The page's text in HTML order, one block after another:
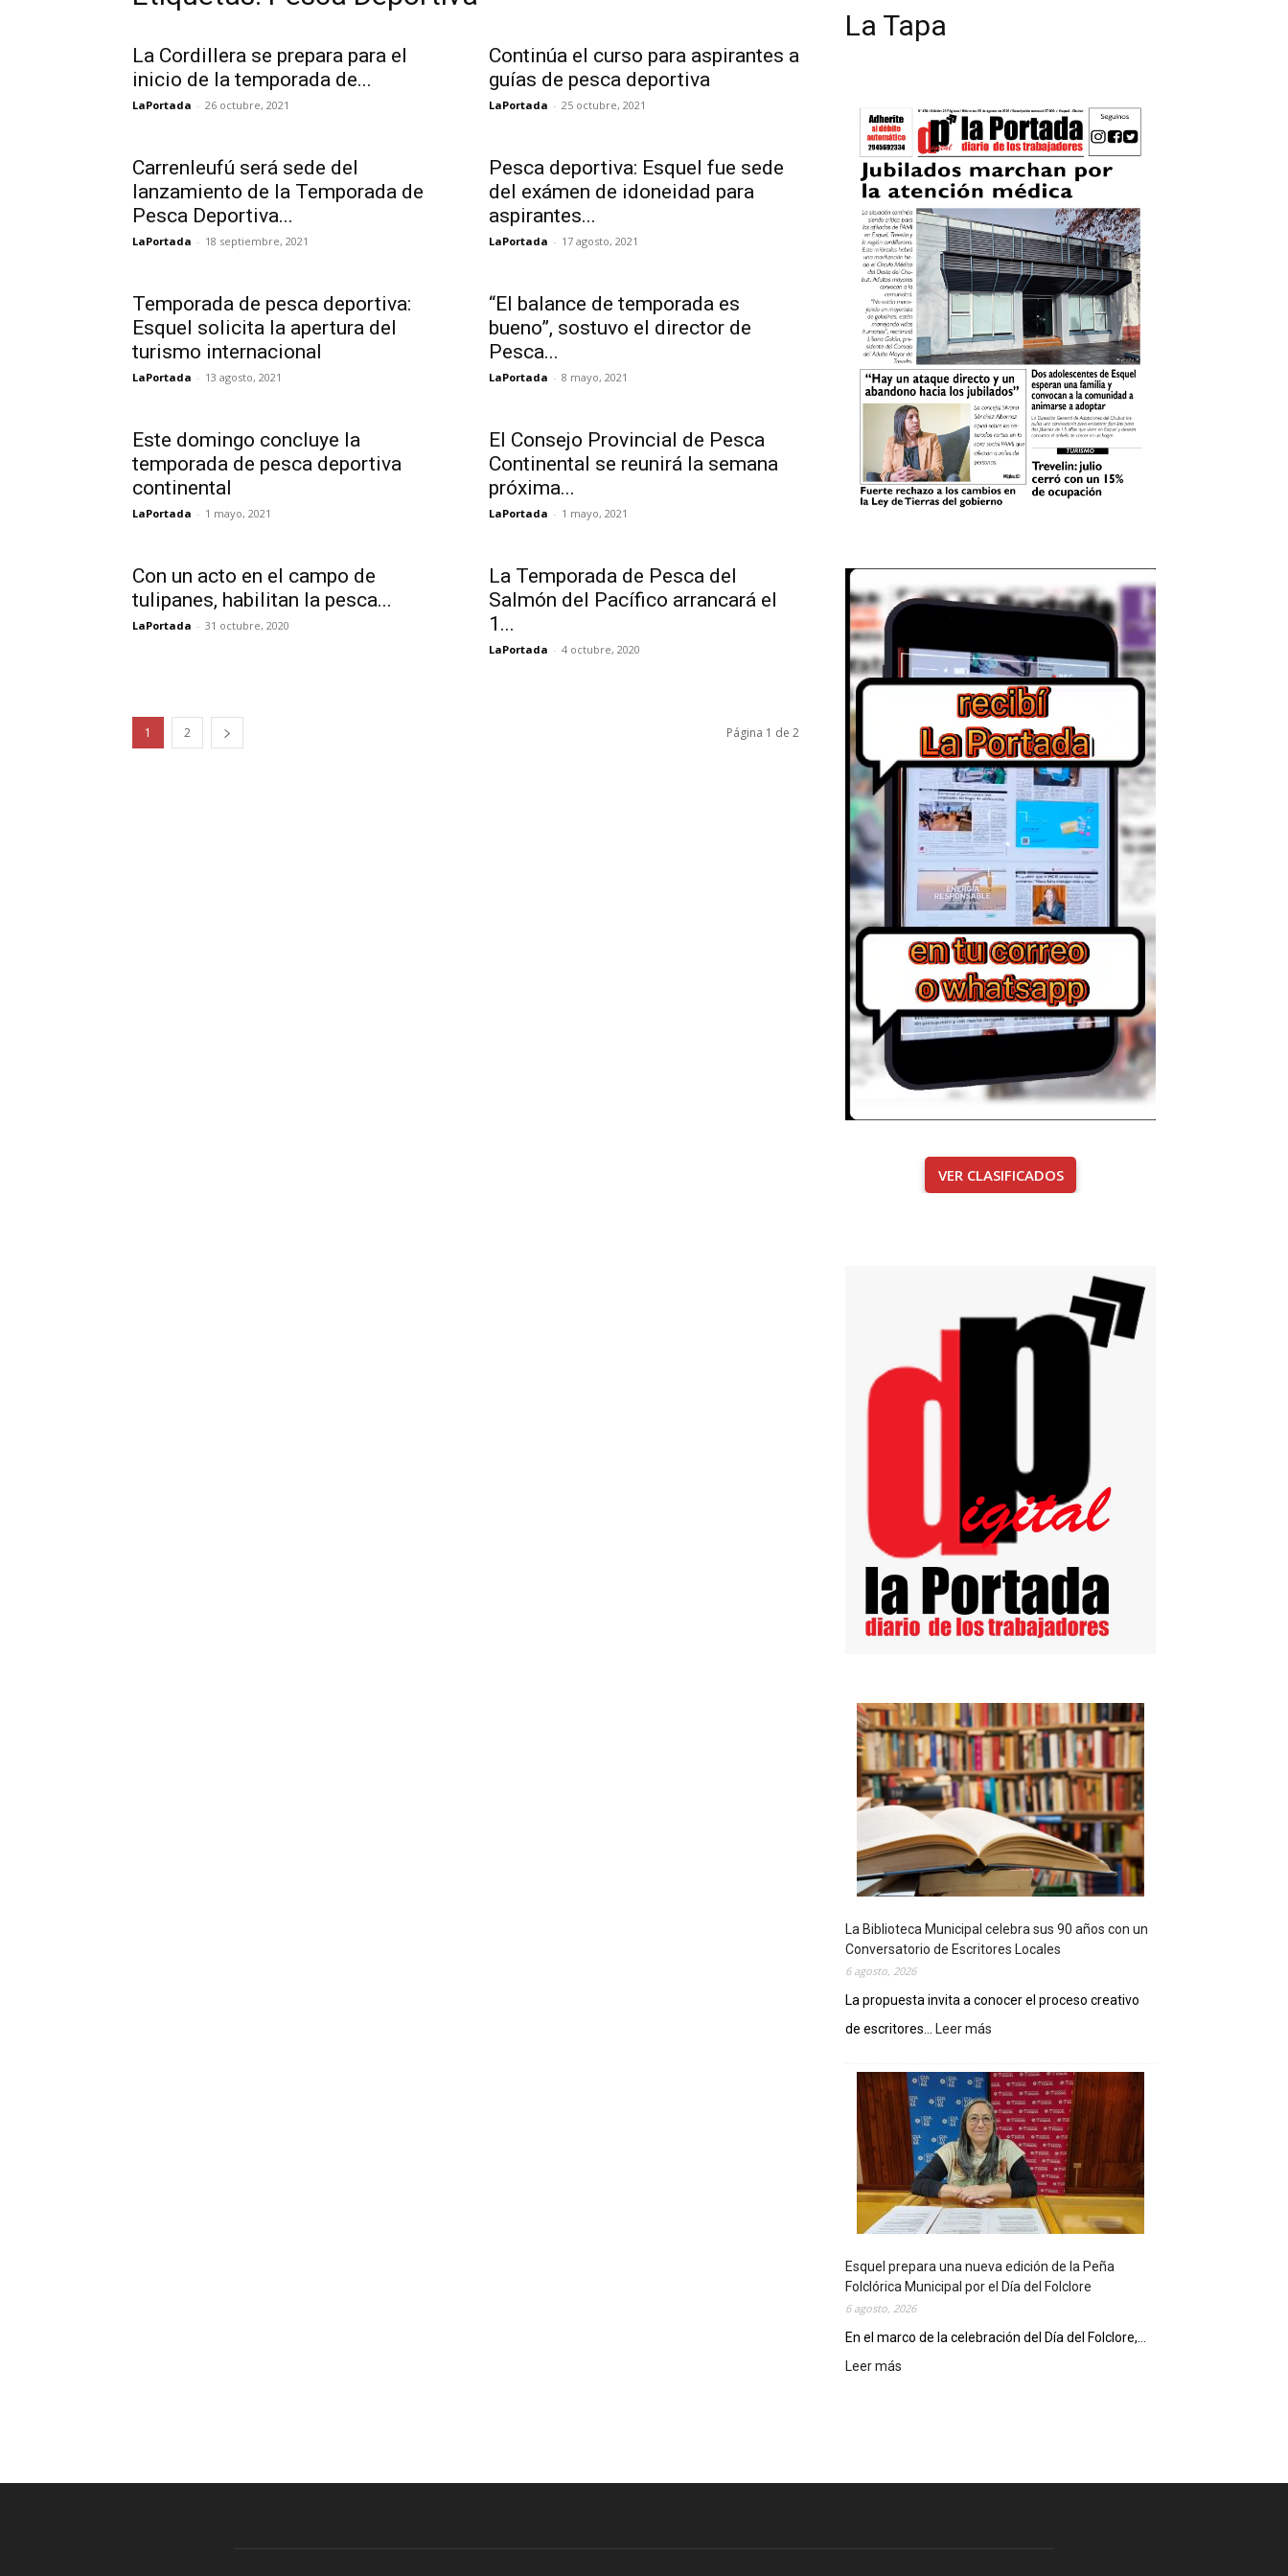
La Cordillera se prepara para el
inicio de la temporada de...
LaPortada - 26 octubre, 2021
Continúa el curso para aspirantes a
guías de pesca deportiva
LaPortada - 25 octubre, 2021
Carrenleufú será sede del
lanzamiento de la Temporada de
Pesca Deportiva...
LaPortada - 18 septiembre, 2021
Pesca deportiva: Esquel fue sede
del exámen de idoneidad para
aspirantes...
LaPortada - 17 agosto, 2021
Temporada de pesca deportiva:
Esquel solicita la apertura del
turismo internacional
LaPortada - 13 agosto, 2021
“El balance de temporada es
bueno”, sostuvo el director de
Pesca...
LaPortada - 8 mayo, 2021
Este domingo concluye la
temporada de pesca deportiva
continental
LaPortada - 1 mayo, 2021
El Consejo Provincial de Pesca
Continental se reunirá la semana
próxima...
LaPortada - 1 mayo, 2021
Con un acto en el campo de
tulipanes, habilitan la pesca...
LaPortada - 31 octubre, 2020
La Temporada de Pesca del
Salmón del Pacífico arrancará el
1...
LaPortada - 4 octubre, 2020
1 2 Página 1 de 2
La Tapa
VER CLASIFICADOS
La Biblioteca Municipal celebra sus 90 años con un
Conversatorio de Escritores Locales
6 agosto, 2026
La propuesta invita a conocer el proceso creativo
de escritores...
Leer más
a
B
i
b
l
i
o
t
e
a
M
Esquel prepara una nueva edición de la Peña
Folclórica Municipal por el Día del Folclore
6 agosto, 2026
En el marco de la celebración del Día del Folclore,...
Leer más
l